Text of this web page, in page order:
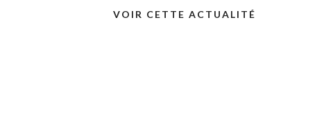
VOIR CETTE ACTUALITÉ